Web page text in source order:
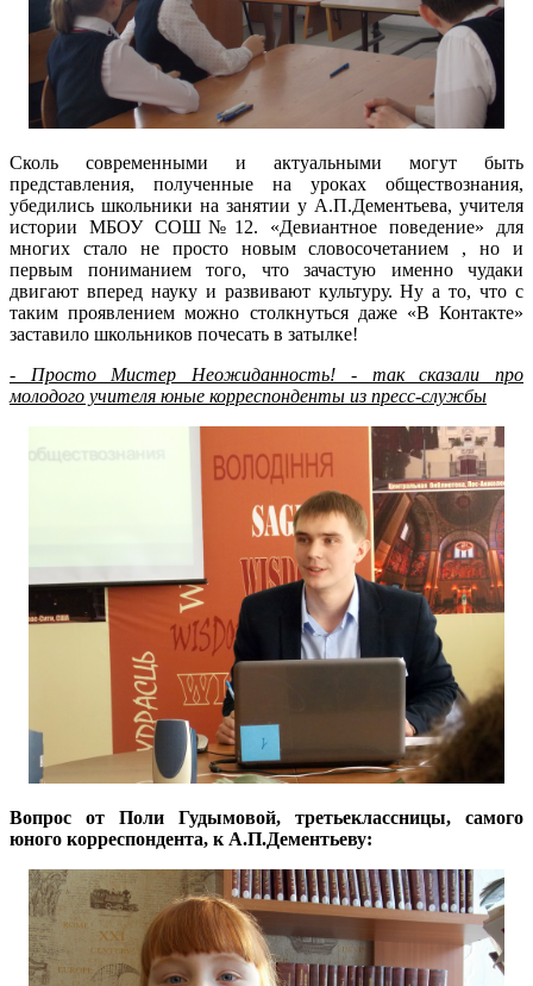
Сколь современными и актуальными могут быть
представления, полученные на уроках обществознания,
убедились школьники на занятии у А.П.Дементьева, учителя
истории МБОУ СОШ№12. «Девиантное поведение» для
многих стало не просто новым словосочетанием , но и
первым пониманием того, что зачастую именно чудаки
двигают вперед науку и развивают культуру. Ну а то, что с
таким проявлением можно столкнуться даже «В Контакте»
заставило школьников почесать в затылке!
- Просто Мистер Неожиданность! - так сказали про
молодого учителя юные корреспонденты из пресс-службы
Вопрос от Поли Гудымовой, третьеклассницы, самого
юного корреспондента, к А.П.Дементьеву: